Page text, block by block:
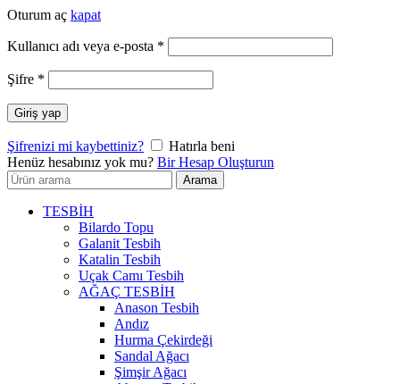
Oturum aç kapat
Kullanıcı adı veya e-posta *
Şifre *
Giriş yap
Şifrenizi mi kaybettiniz?
Hatırla beni
Henüz hesabınız yok mu? Bir Hesap Oluşturun
Arayın:
Arama
TESBİH
Bilardo Topu
Galanit Tesbih
Katalin Tesbih
Uçak Camı Tesbih
AĞAÇ TESBİH
Anason Tesbih
Andız
Hurma Çekirdeği
Sandal Ağacı
Şimşir Ağacı